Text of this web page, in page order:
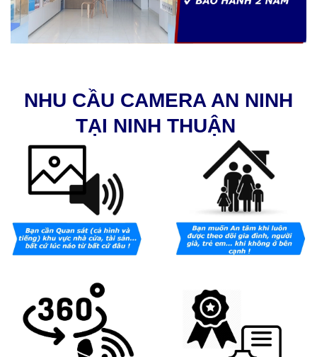
NHU CẦU CAMERA AN NINH
TẠI NINH THUẬN